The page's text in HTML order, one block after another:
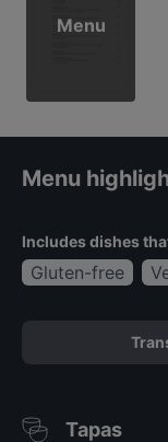
Menu
Menu
Includes dishes
Gluten-free
Tapas